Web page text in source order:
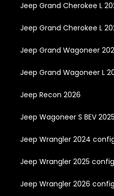
Jeep Grand Cherokee L
Jeep Grand Cherokee L
Jeep Grand Wagoneer
Jeep Grand Wagoneer L
Jeep Recon 2026
Jeep Wagoneer S BEV
Jeep Wrangler 2024
Jeep Wrangler 2025
Jeep Wrangler 2026